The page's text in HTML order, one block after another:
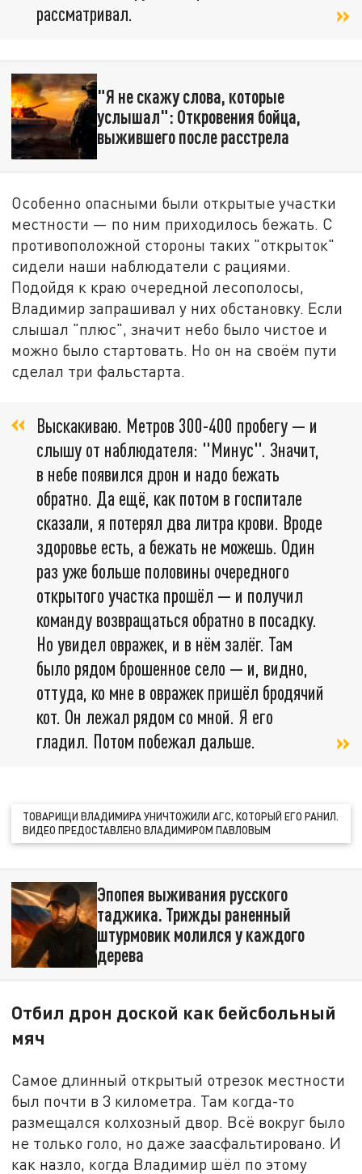
рассматривал.
"Я не скажу слова, которые
услышал": Откровения бойца,
выжившего после расстрела
Особенно опасными были открытые участки
местности — по ним приходилось бежать. С
противоположной стороны таких "открыток"
сидели наши наблюдатели с рациями.
Подойдя к краю очередной лесополосы,
Владимир запрашивал у них обстановку. Если
слышал "плюс", значит небо было чистое и
можно было стартовать. Но он на своём пути
сделал три фальстарта.
Выскакиваю. Метров 300-400 пробегу — и
слышу от наблюдателя: "Минус". Значит,
в небе появился дрон и надо бежать
обратно. Да ещё, как потом в госпитале
сказали, я потерял два литра крови. Вроде
здоровье есть, а бежать не можешь. Один
раз уже больше половины очередного
открытого участка прошёл — и получил
команду возвращаться обратно в посадку.
Но увидел овражек, и в нём залёг. Там
было рядом брошенное село — и, видно,
оттуда, ко мне в овражек пришёл бродячий
кот. Он лежал рядом со мной. Я его
гладил. Потом побежал дальше.
ТОВАРИЩИ ВЛАДИМИРА УНИЧТОЖИЛИ АГС, КОТОРЫЙ ЕГО РАНИЛ.
ВИДЕО ПРЕДОСТАВЛЕНО ВЛАДИМИРОМ ПАВЛОВЫМ
Эпопея выживания русского
таджика. Трижды раненный
штурмовик молился у каждого
дерева
Отбил дрон доской как бейсбольный
мяч
Самое длинный открытый отрезок местности
был почти в 3 километра. Там когда-то
размещался колхозный двор. Всё вокруг было
не только голо, но даже заасфальтировано. И
как назло, когда Владимир шёл по этому